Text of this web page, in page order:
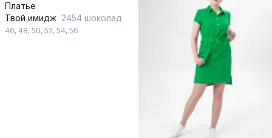
Платье
Твой имидж 2454 шоколад
46, 48, 50, 52, 54, 56